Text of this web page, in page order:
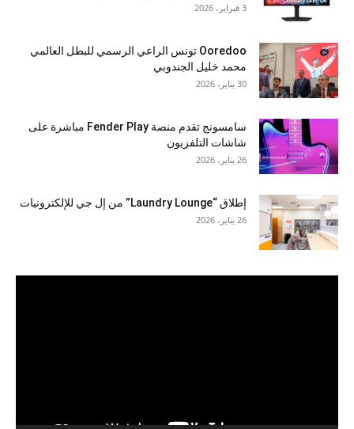
3 فبراير، 2026
Ooredoo تونس الراعي الرسمي للبطل العالمي
محمد خليل الجندوبي
30 يناير، 2026
سامسونج تقدم منصة Fender Play مباشرة على
شاشات التلفزيون
26 يناير، 2026
إطلاق “Laundry Lounge” من إل جي للإلكترونيات
26 يناير، 2026